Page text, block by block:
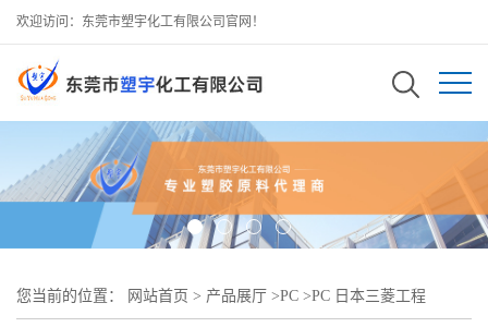
欢迎访问：东莞市塑宇化工有限公司官网！
您当前的位置： 网站首页 > 产品展厅 >PC >PC 日本三菱工程